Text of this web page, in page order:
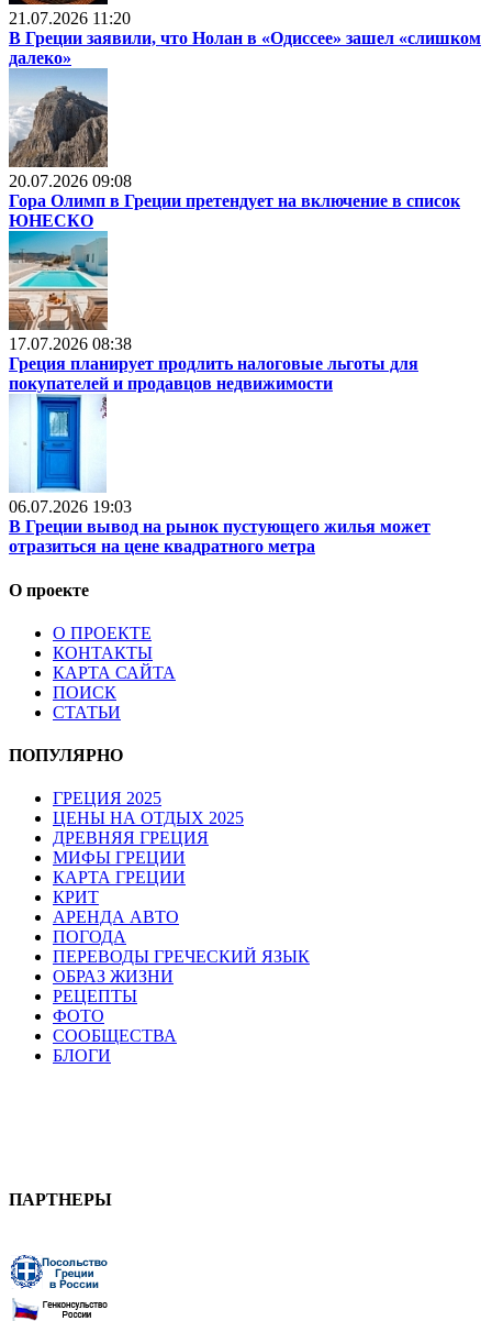
21.07.2026 11:20
В Греции заявили, что Нолан в «Одиссее» зашел «слишком
далеко»
20.07.2026 09:08
Гора Олимп в Греции претендует на включение в список
ЮНЕСКО
17.07.2026 08:38
Греция планирует продлить налоговые льготы для
покупателей и продавцов недвижимости
06.07.2026 19:03
В Греции вывод на рынок пустующего жилья может
отразиться на цене квадратного метра
О проекте
О ПРОЕКТЕ
КОНТАКТЫ
КАРТА САЙТА
ПОИСК
СТАТЬИ
ПОПУЛЯРНО
ГРЕЦИЯ 2025
ЦЕНЫ НА ОТДЫХ 2025
ДРЕВНЯЯ ГРЕЦИЯ
МИФЫ ГРЕЦИИ
КАРТА ГРЕЦИИ
КРИТ
АРЕНДА АВТО
ПОГОДА
ПЕРЕВОДЫ ГРЕЧЕСКИЙ ЯЗЫК
ОБРАЗ ЖИЗНИ
РЕЦЕПТЫ
ФОТО
СООБЩЕСТВА
БЛОГИ
ПАРТНЕРЫ